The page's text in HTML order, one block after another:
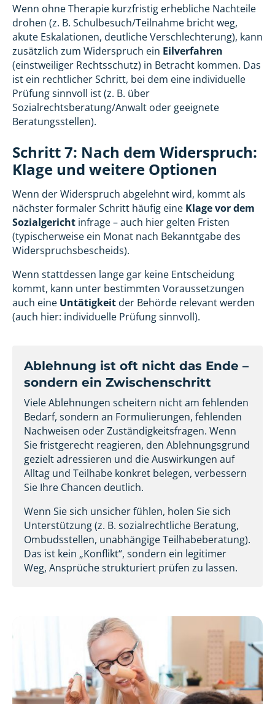
Wenn ohne Therapie kurzfristig erhebliche Nachteile
drohen (z. B. Schulbesuch/Teilnahme bricht weg,
akute Eskalationen, deutliche Verschlechterung), kann
zusätzlich zum Widerspruch ein Eilverfahren
(einstweiliger Rechtsschutz) in Betracht kommen. Das
ist ein rechtlicher Schritt, bei dem eine individuelle
Prüfung sinnvoll ist (z. B. über
Sozialrechtsberatung/Anwalt oder geeignete
Beratungsstellen).
Schritt 7: Nach dem Widerspruch:
Klage und weitere Optionen
Wenn der Widerspruch abgelehnt wird, kommt als
nächster formaler Schritt häufig eine Klage vor dem
Sozialgerichtinfrage – auch hier gelten Fristen
(typischerweise ein Monat nach Bekanntgabe des
Widerspruchsbescheids).
Wenn stattdessen lange gar keine Entscheidung
kommt, kann unter bestimmten Voraussetzungen
auch eine Untätigkeitder Behörde relevant werden
(auch hier: individuelle Prüfung sinnvoll).
Ablehnung ist oft nicht das Ende –
sondern ein Zwischenschritt
Viele Ablehnungen scheitern nicht am fehlenden
Bedarf, sondern an Formulierungen, fehlenden
Nachweisen oder Zuständigkeitsfragen. Wenn
Sie fristgerecht reagieren, den Ablehnungsgrund
gezielt adressieren und die Auswirkungen auf
Alltag und Teilhabe konkret belegen, verbessern
Sie Ihre Chancen deutlich.
Wenn Sie sich unsicher fühlen, holen Sie sich
Unterstützung (z. B. sozialrechtliche Beratung,
Ombudsstellen, unabhängige Teilhabeberatung).
Das ist kein „Konflikt“, sondern ein legitimer
Weg, Ansprüche strukturiert prüfen zu lassen.